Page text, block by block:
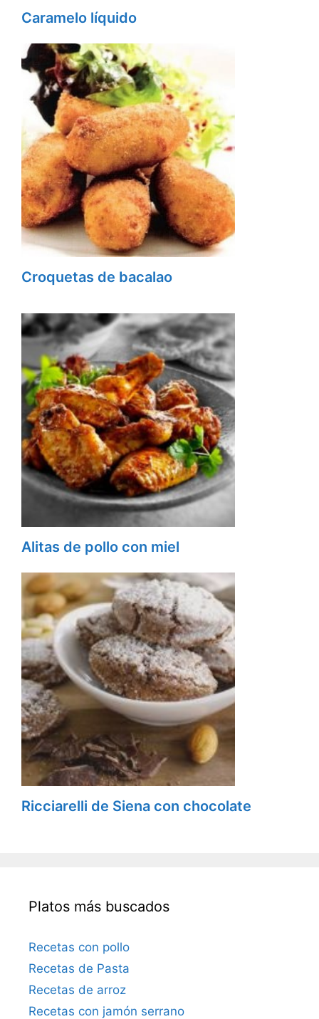
Caramelo líquido
Croquetas de bacalao
Alitas de pollo con miel
Ricciarelli de Siena con chocolate
Platos más buscados
Recetas con pollo
Recetas de Pasta
Recetas de arroz
Recetas con jamón serrano